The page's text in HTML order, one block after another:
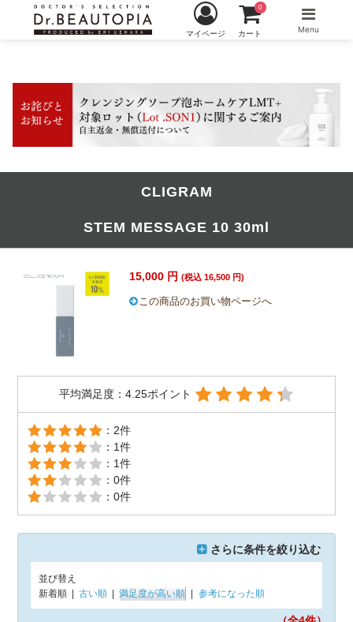
マイページ カート
0
Menu
CLIGRAM
STEM MESSAGE 10 30ml
15,000 円 (税込 16,500 円)
この商品のお買い物ページへ
平均満足度：4.25ポイント
：2件
：1件
：1件
：0件
：0件
さらに条件を絞り込む
並び替え
新着順
古い順 満足度が高い順 参考になった順